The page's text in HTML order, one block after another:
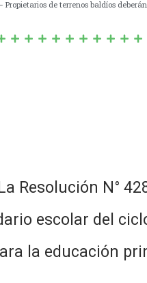
N° 4282/
escolar del
la educación